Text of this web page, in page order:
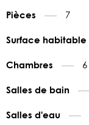
Pièces 7
Surface habitable
Chambres 6
Salles de bain
Salles d'eau